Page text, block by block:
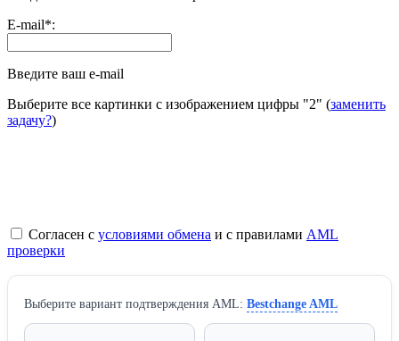
E-mail*:
Введите ваш e-mail
Выберите все картинки с изображением цифры "2" (заменить
задачу?)
Согласен с условиями обмена и с правилами AML
проверки
Выберите вариант подтверждения AML: Bestchange AML